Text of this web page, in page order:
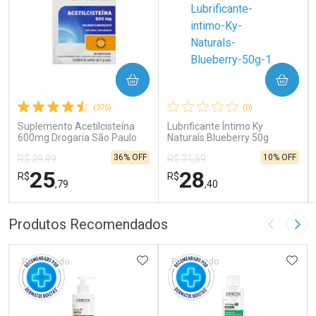
(375)
Suplemento Acetilcisteína
600mg Drogaria São Paulo
R$ 39,99
R$25,79
36% OFF
COMPRAR
FECHAR
FECHAR
Por Menos
(0)
Lubrificante Íntimo Ky
Naturals Blueberry 50g
R$ 31,59
R$28,40
10% OFF
COMPRAR
Por Menos
Produtos Recomendados Imagem
Patrocinado ADICIONAR AOS FAVORITOS
Patrocinado